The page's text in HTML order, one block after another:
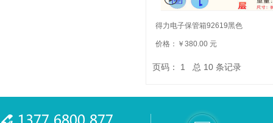
得力电子保管箱92619黑色
价格：￥380.00 元
页码： 1 总 10 条记录